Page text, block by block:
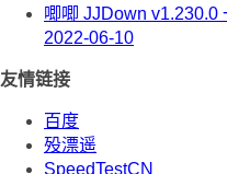
唧唧 JJDown
2022-06-10
友情链接
百度
殁漂遥
SpeedTestCN